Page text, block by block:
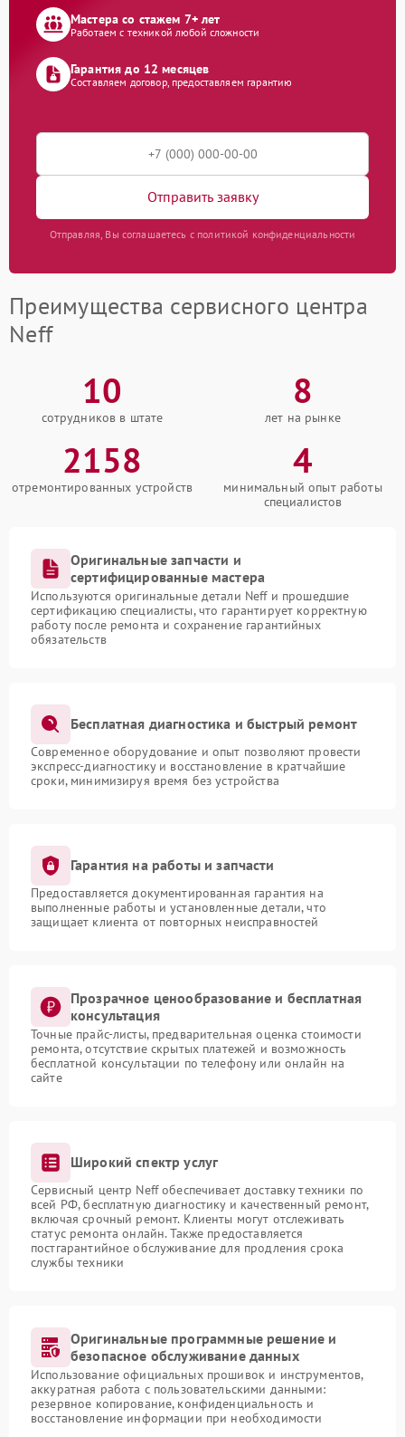
Мастера со стажем 7+ лет
Работаем с техникой любой сложности
Гарантия до 12 месяцев
Составляем договор, предоставляем гарантию
Отправить заявку
Отправляя, Вы соглашаетесь с политикой конфиденциальности
Преимущества сервисного центра
Neff
10
сотрудников в штате
8
лет на рынке
2158
отремонтированных устройств
4
минимальный опыт работы
специалистов
Оригинальные запчасти и
сертифицированные мастера
Используются оригинальные детали Neff и прошедшие
сертификацию специалисты, что гарантирует корректную
работу после ремонта и сохранение гарантийных
обязательств
Бесплатная диагностика и быстрый ремонт
Современное оборудование и опыт позволяют провести
экспресс-диагностику и восстановление в кратчайшие
сроки, минимизируя время без устройства
Гарантия на работы и запчасти
Предоставляется документированная гарантия на
выполненные работы и установленные детали, что
защищает клиента от повторных неисправностей
Прозрачное ценообразование и бесплатная
консультация
Точные прайс-листы, предварительная оценка стоимости
ремонта, отсутствие скрытых платежей и возможность
бесплатной консультации по телефону или онлайн на
сайте
Широкий спектр услуг
Сервисный центр Neff обеспечивает доставку техники по
всей РФ, бесплатную диагностику и качественный ремонт,
включая срочный ремонт. Клиенты могут отслеживать
статус ремонта онлайн. Также предоставляется
постгарантийное обслуживание для продления срока
службы техники
Оригинальные программные решение и
безопасное обслуживание данных
Использование официальных прошивок и инструментов,
аккуратная работа с пользовательскими данными:
резервное копирование, конфиденциальность и
восстановление информации при необходимости